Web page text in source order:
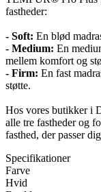
fastheder:
- Soft: En blød
- Medium: En
mellem komfort og
- Firm: En fast
støtte.
Hos vores butikker i
alle tre fastheder og
fasthed, der passer
Specifikationer
Farve
Hvid